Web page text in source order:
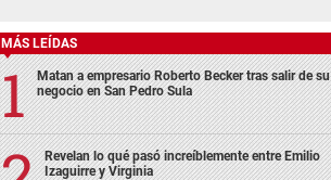
MÁS LEÍDAS
Matan a empresario Roberto Becker tras salir de su
negocio en San Pedro Sula
Revelan lo qué pasó increíblemente entre Emilio
Izaguirre y Virginia